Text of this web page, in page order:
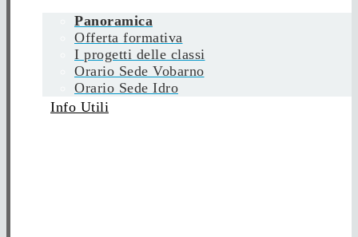
Panoramica
Offerta formativa
I progetti delle classi
Orario Sede Vobarno
Orario Sede Idro
Info Utili